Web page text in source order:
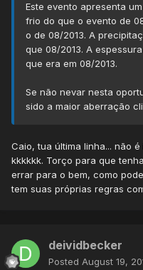
Este evento apresenta
frio do que o evento de
o de 08/2013. A
que 08/2013. A
que era em 08/2013.
Se não nevar nesta
sido a maior aberração
Caio, tua última linha... não
kkkkkk. Torço para que
errar para o bem, como
tem suas próprias regras
deividbecker
Posted August 19,